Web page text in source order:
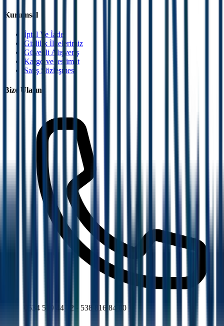
Kurumsal
İptal Ve İade
Gizlilik İlkelerimiz
Güvenli Alışveriş
Kargo ve teslimat
Satış Sözleşmesi
Bize Ulaşın
0534 519 44 72 - 538 816 84 00